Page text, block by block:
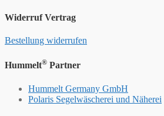
Widerruf Vertrag
Bestellung widerrufen
Hummelt® Partner
Hummelt Germany GmbH
Polaris Segelwäscherei und Näherei